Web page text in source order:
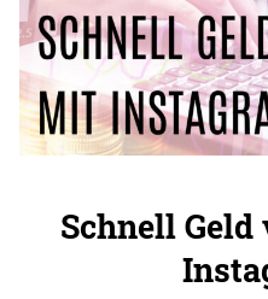
Schnell